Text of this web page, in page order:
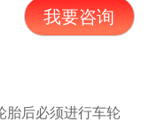
我要咨询
胎后必须进行车轮